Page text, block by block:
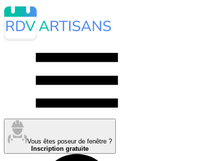
Vous êtes poseur de fenêtre ?
Inscription gratuite